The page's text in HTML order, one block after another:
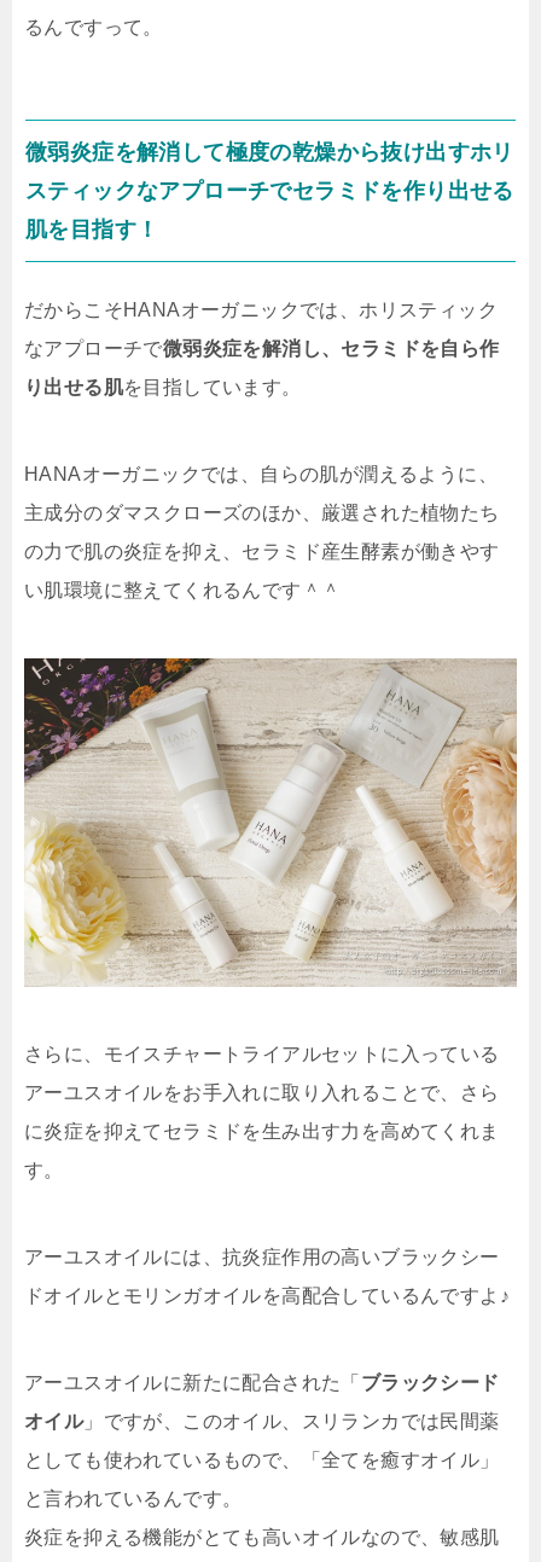
るんですって。
微弱炎症を解消して極度の乾燥から抜け出すホリ
スティックなアプローチでセラミドを作り出せる
肌を目指す！
だからこそHANAオーガニックでは、ホリスティック
なアプローチで微弱炎症を解消し、セラミドを自ら作
り出せる肌を目指しています。
HANAオーガニックでは、自らの肌が潤えるように、
主成分のダマスクローズのほか、厳選された植物たち
の力で肌の炎症を抑え、セラミド産生酵素が働きやす
い肌環境に整えてくれるんです＾＾
さらに、モイスチャートライアルセットに入っている
アーユスオイルをお手入れに取り入れることで、さら
に炎症を抑えてセラミドを生み出す力を高めてくれま
す。
アーユスオイルには、抗炎症作用の高いブラックシー
ドオイルとモリンガオイルを高配合しているんですよ♪
アーユスオイルに新たに配合された「 ブラックシード
オイル」ですが、このオイル、スリランカでは民間薬
としても使われているもので、「 全てを癒すオイル 」
と言われているんです。
炎症を抑える機能がとても高いオイルなので、敏感肌